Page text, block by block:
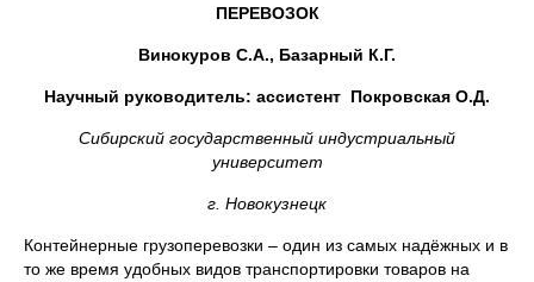
ПЕРЕВОЗОК
Винокуров С.А., Базарный К.Г.
Научный руководитель: ассистент Покровская О.Д.
Сибирский государственный индустриальный
университет
г. Новокузнецк
Контейнерные грузоперевозки – один из самых надёжных и в
то же время удобных видов транспортировки товаров на